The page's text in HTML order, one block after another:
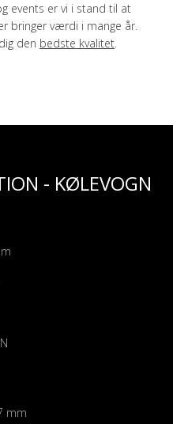
events er vi i stand til at
bringer værdi i mange år.
den bedste kvalitet.
- KØLEVOGN
mm